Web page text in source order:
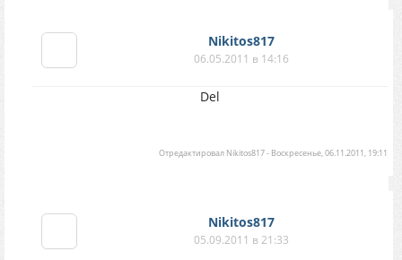
Nikitos817
06.05.2011 в 14:16
Del
Отредактировал Nikitos817- Воскресенье, 06.11.2011, 19:11
Nikitos817
05.09.2011 в 21:33